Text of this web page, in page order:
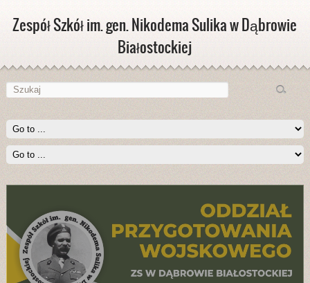
Zespół Szkół im. gen. Nikodema Sulika w Dąbrowie
Białostockiej